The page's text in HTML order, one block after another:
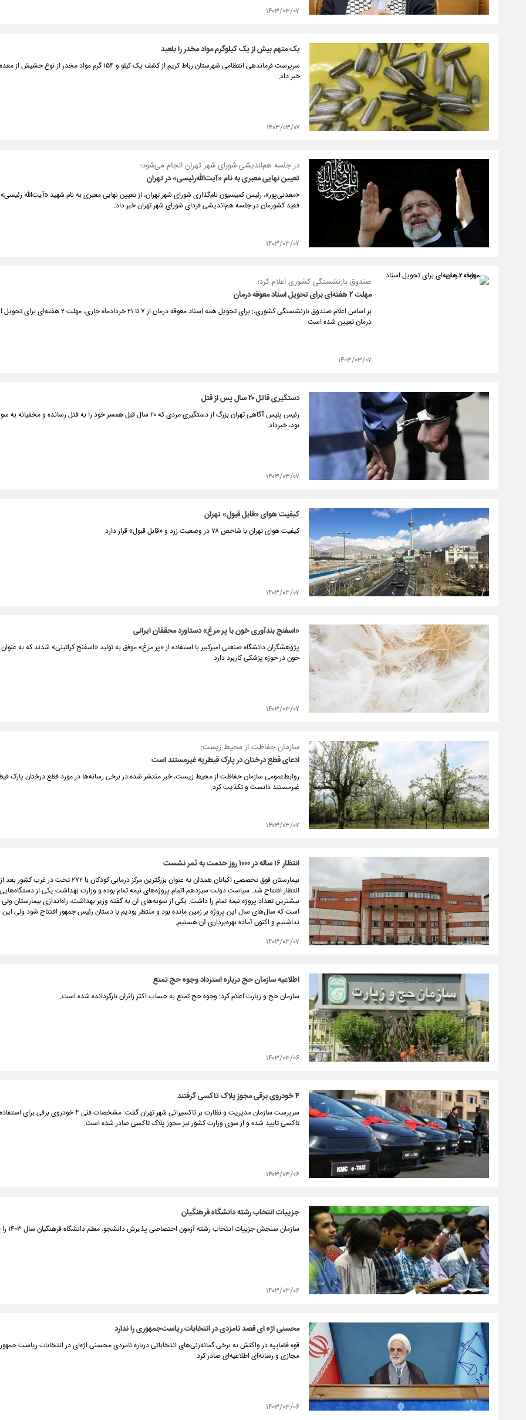
۱۴۰۳/۰۳/۰۷
یک متهم بیش از یک کیلوگرم مواد مخدر را بلعید
سرپرست فرماندهی انتظامی شهرستان رباط کریم از کشف یک کیلو و ۱۵۴ گرم مواد مخدر از
خبر داد.
۱۴۰۳/۰۳/۰۷
در جلسه هم‌اندیشی شورای شهر تهران انجام می‌شود؛
تعیین نهایی معبری به نام «آیت‌الله‌رئیسی» در تهران
«معدنی‌پور»، رئیس کمیسیون نام‌گذاری شورای شهر تهران، از تعیین نهایی معبری به نام شهید «آیت‌الله
فقید کشورمان در جلسه هم‌اندیشی فردای شورای شهر تهران خبر داد.
۱۴۰۳/۰۳/۰۷
صندوق بازنشستگی کشوری اعلام کرد؛
مهلت ۲ هفته‌ای برای تحویل اسناد معوقه درمان
بر اساس اعلام صندوق بازنشستگی کشوری،: برای تحویل همه اسناد معوقه درمان از ۷ تا ۲۱
درمان تعیین شده است.
۱۴۰۳/۰۳/۰۷
دستگیری قاتل ۲۰ سال پس از قتل
رئیس پلیس آگاهی تهران بزرگ از دستگیری مردی که ۲۰ سال قبل همسر خود را به قتل رسانده و
بود، خبرداد.
۱۴۰۳/۰۳/۰۷
کیفیت هوای «قابل قبول» تهران
کیفیت هوای تهران با شاخص ۷۸ در وضعیت زرد و «قابل قبول» قرار دارد.
۱۴۰۳/۰۳/۰۷
«اسفنج بندآوری خون با پر مرغ» دستاورد محققان ایرانی
پژوهشگران دانشگاه صنعتی امیرکبیر با استفاده از «پر مرغ» موفق به تولید «اسفنج کراتینی» شدند که به عنوان
خون در حوزه پزشکی کاربرد دارد.
۱۴۰۳/۰۳/۰۷
سازمان حفاظت از محیط زیست:
ادعای قطع درختان در پارک قیطریه غیرمستند است
روابط‌عمومی سازمان حفاظت از محیط زیست، خبر منتشر شده در برخی رسانه‌ها در مورد قطع درختان پارک
غیرمستند دانست و تکذیب کرد.
۱۴۰۳/۰۳/۰۷
انتظار ۱۶ ساله در ۱۰۰۰ روز خدمت به ثمر نشست
انتظار افتتاح شد. سیاست دولت سیزدهم اتمام پروژه‌های نیمه تمام بوده و وزارت بهداشت یکی از
بیشترین تعداد پروژه نیمه تمام را داشت. یکی از نمونه‌های آن به گفته وزیر بهداشت، راه‌اندازی بیمارستان
است که سال‌های سال این پروژه بر زمین مانده بود و منتظر بودیم با دستان رئیس جمهور افتتاح شود ولی
نداشتیم و اکنون آماده بهره‌برداری آن هستیم.
۱۴۰۳/۰۳/۰۷
اطلاعیه‌ سازمان حج درباره استرداد وجوه حج تمتع
سازمان حج و زیارت اعلام کرد: وجوه حج تمتع به حساب اکثر زائران بازگردانده شده است.
۱۴۰۳/۰۳/۰۶
۴ خودروی برقی مجوز پلاک تاکسی گرفتند
سرپرست سازمان مدیریت و نظارت بر تاکسیرانی شهر تهران گفت: مشخصات فنی ۴
تاکسی تایید شده و از سوی وزارت کشور نیز مجوز پلاک تاکسی صادر شده است.
۱۴۰۳/۰۳/۰۶
جزییات انتخاب رشته دانشگاه فرهنگیان
سازمان سنجش جزییات انتخاب رشته آزمون اختصاصی پذیرش دانشجو، معلم دانشگاه فرهنگیان سال ۱۴۰۳ را اعلام کرد.
۱۴۰۳/۰۳/۰۶
محسنی اژه ای قصد نامزدی در انتخابات ریاست‌جمهوری را ندارد
قوه قضاییه در واکنش به برخی گمانه‌زنی‌های انتخاباتی درباره نامزدی محسنی اژه‌ای در انتخابات ریاست
مجازی و رسانه‌ای اطلاعیه‌ای صادر کرد.
۱۴۰۳/۰۳/۰۶